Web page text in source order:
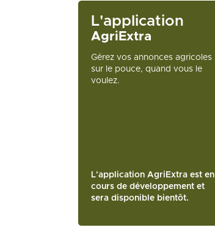
L'application
AgriExtra
Gérez vos annonces agricoles
sur le pouce, quand vous le
voulez.
L'application AgriExtra est en
cours de développement et
sera disponible bientôt.